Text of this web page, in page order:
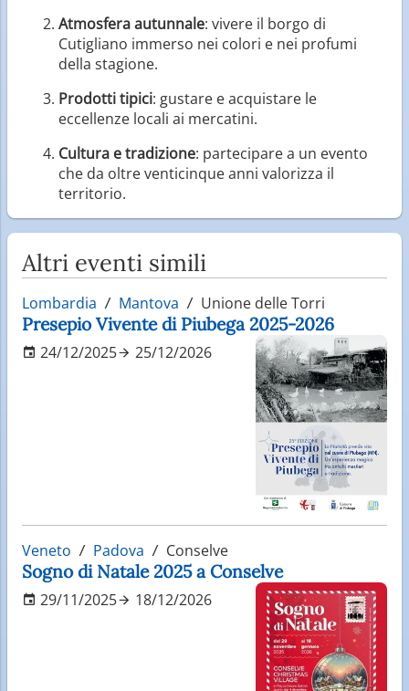
Atmosfera autunnale: vivere il borgo di
Cutigliano immerso nei colori e nei profumi
della stagione.
Prodotti tipici: gustare e acquistare le
eccellenze locali ai mercatini.
Cultura e tradizione: partecipare a un evento
che da oltre venticinque anni valorizza il
territorio.
Altri eventi simili
Lombardia Mantova Unione delle Torri
Presepio Vivente di Piubega 2025-2026
24/12/2025 25/12/2026
Veneto Padova Conselve
Sogno di Natale 2025 a Conselve
29/11/2025 18/12/2026